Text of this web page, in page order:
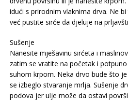
idući s prirodnim vlaknima drva. Ne
već pustite sirće da djeluje na
Sušenje
Nanesite mješavinu sirćeta i
zatim se vratite na početak i
suhom krpom. Neka drvo bude što
se izbeglo stvaranje mrlja. Sušenje
podova jer ulje može da ostavi